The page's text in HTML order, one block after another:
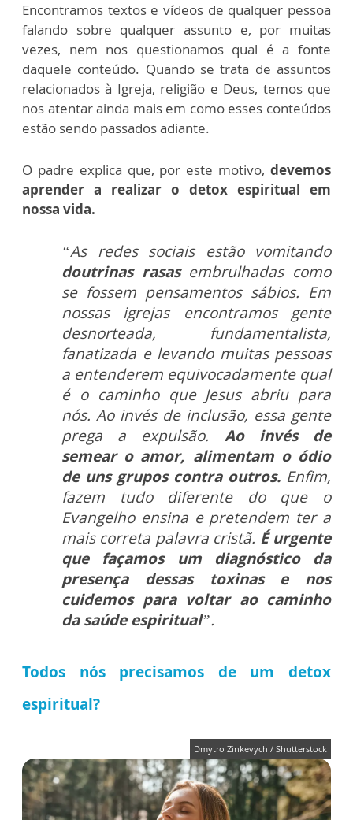
Encontramos textos e vídeos de qualquer pessoa
falando sobre qualquer assunto e, por muitas
vezes, nem nos questionamos qual é a fonte
daquele conteúdo. Quando se trata de assuntos
relacionados à Igreja, religião e Deus, temos que
nos atentar ainda mais em como esses conteúdos
estão sendo passados adiante.
O padre explica que, por este motivo, devemos
aprender a realizar o detox espiritual em
nossa vida.
“As redes sociais estão vomitando
doutrinas rasas embrulhadas como
se fossem pensamentos sábios. Em
nossas igrejas encontramos gente
desnorteada, fundamentalista,
fanatizada e levando muitas pessoas
a entenderem equivocadamente qual
é o caminho que Jesus abriu para
nós. Ao invés de inclusão, essa gente
prega a expulsão. Ao invés de
semear o amor, alimentam o ódio
de uns grupos contra outros. Enfim,
fazem tudo diferente do que o
Evangelho ensina e pretendem ter a
mais correta palavra cristã. É urgente
que façamos um diagnóstico da
presença dessas toxinas e nos
cuidemos para voltar ao caminho
da saúde espiritual”.
Todos nós precisamos de um detox
espiritual?
Dmytro Zinkevych / Shutterstock